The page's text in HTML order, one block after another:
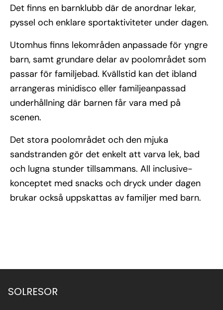
Det finns en barnklubb där de anordnar lekar,
pyssel och enklare sportaktiviteter under dagen.
Utomhus finns lekområden anpassade för yngre
barn, samt grundare delar av poolområdet som
passar för familjebad. Kvällstid kan det ibland
arrangeras minidisco eller familjeanpassad
underhållning där barnen får vara med på
scenen.
Det stora poolområdet och den mjuka
sandstranden gör det enkelt att varva lek, bad
och lugna stunder tillsammans. All inclusive-
konceptet med snacks och dryck under dagen
brukar också uppskattas av familjer med barn.
SOLRESOR